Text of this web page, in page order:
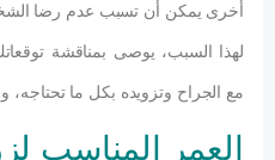
أخرى يمكن أن تسبب عدم رضا
لهذا السبب، يوصى بمناقشة
مع الجراح وتزويده بكل ما تحتاجه،
العمر المناسب